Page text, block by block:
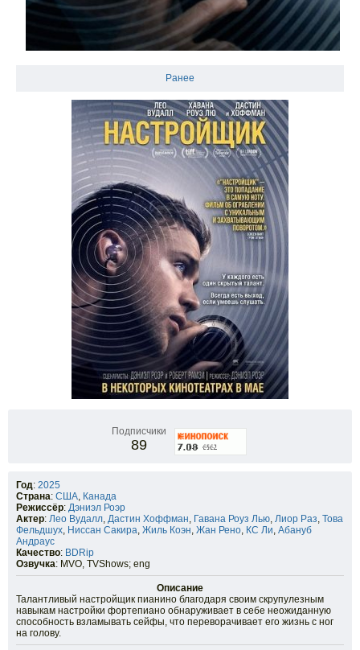
Ранее
Подписчики
89
Год: 2025
Страна: США Канада
Режиссёр: Дэниэл Роэр
Актер: Лео Вудалл Дастин Хоффман Гавана Роуз Лью Лиор Раз Това
Фельдшух Ниссан Сакира Жиль Коэн Жан Рено КС Ли Абануб
Андраус
Качество: BDRip
Озвучка: MVO, TVShows; eng
Описание
Талантливый настройщик пианино благодаря своим скрупулезным
навыкам настройки фортепиано обнаруживает в себе неожиданную
способность взламывать сейфы, что переворачивает его жизнь с ног
на голову.